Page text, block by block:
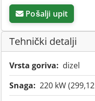
Pošalji upit
Tehnički detalji
Vrsta goriva: dizel
Snaga: 220 kW